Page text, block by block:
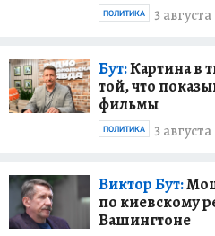
3 августа
ПОЛИТИКА
Бут:Картина в
той, что
фильмы
3 августа
ПОЛИТИКА
Виктор Бут:
по киевскому
Вашингтоне